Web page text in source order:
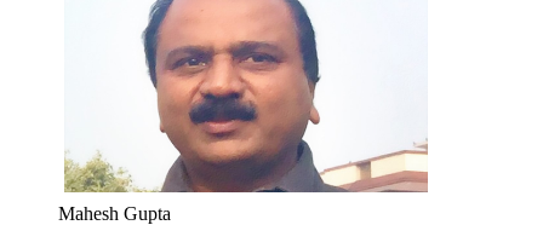
Mahesh Gupta